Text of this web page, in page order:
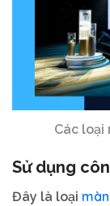
Các loại
Sử dụng
Đây là loại